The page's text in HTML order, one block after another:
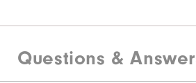
Questions &